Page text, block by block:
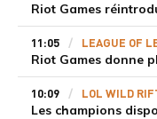
11:05 LEAGUE OF
10:09 LOL WILD